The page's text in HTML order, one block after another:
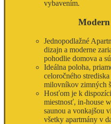
vybavením.
Jednopodlažné
dizajn a moderne
pohodlie domova a
Ideálna poloha,
celoročného
milovníkov zimných
Hosťom je k
miestnosť, in-house
saunou a vonkajšou
všetky apartmány v